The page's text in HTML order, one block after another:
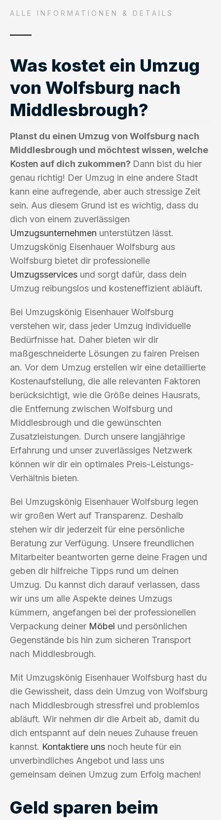
ALLE INFORMATIONEN & DETAILS
Was kostet ein Umzug
von Wolfsburg nach
Middlesbrough?
Planst du einen Umzug von Wolfsburg nach
Middlesbrough und möchtest wissen, welche
Kosten auf dich zukommen? Dann bist du hier
genau richtig! Der Umzug in eine andere Stadt
kann eine aufregende, aber auch stressige Zeit
sein. Aus diesem Grund ist es wichtig, dass du
dich von einem zuverlässigen
Umzugsunternehmen unterstützen lässt.
Umzugskönig Eisenhauer Wolfsburg aus
Wolfsburg bietet dir professionelle
Umzugsservices und sorgt dafür, dass dein
Umzug reibungslos und kosteneffizient abläuft.
Bei Umzugskönig Eisenhauer Wolfsburg
verstehen wir, dass jeder Umzug individuelle
Bedürfnisse hat. Daher bieten wir dir
maßgeschneiderte Lösungen zu fairen Preisen
an. Vor dem Umzug erstellen wir eine detaillierte
Kostenaufstellung, die alle relevanten Faktoren
berücksichtigt, wie die Größe deines Hausrats,
die Entfernung zwischen Wolfsburg und
Middlesbrough und die gewünschten
Zusatzleistungen. Durch unsere langjährige
Erfahrung und unser zuverlässiges Netzwerk
können wir dir ein optimales Preis-Leistungs-
Verhältnis bieten.
Bei Umzugskönig Eisenhauer Wolfsburg legen
wir großen Wert auf Transparenz. Deshalb
stehen wir dir jederzeit für eine persönliche
Beratung zur Verfügung. Unsere freundlichen
Mitarbeiter beantworten gerne deine Fragen und
geben dir hilfreiche Tipps rund um deinen
Umzug. Du kannst dich darauf verlassen, dass
wir uns um alle Aspekte deines Umzugs
kümmern, angefangen bei der professionellen
Verpackung deiner Möbel und persönlichen
Gegenstände bis hin zum sicheren Transport
nach Middlesbrough.
Mit Umzugskönig Eisenhauer Wolfsburg hast du
die Gewissheit, dass dein Umzug von Wolfsburg
nach Middlesbrough stressfrei und problemlos
abläuft. Wir nehmen dir die Arbeit ab, damit du
dich entspannt auf dein neues Zuhause freuen
kannst. Kontaktiere uns noch heute für ein
unverbindliches Angebot und lass uns
gemeinsam deinen Umzug zum Erfolg machen!
Geld sparen beim